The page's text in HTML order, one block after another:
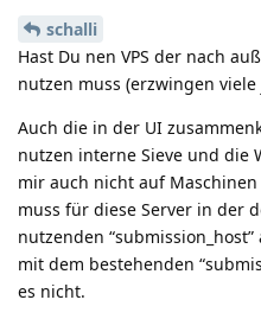
schalli
Hast Du nen VPS der nach
nutzen muss (erzwingen viele
Auch die in der UI
nutzen interne Sieve und
mir auch nicht auf
muss für diese Server in der
nutzenden
mit dem bestehenden
es nicht.